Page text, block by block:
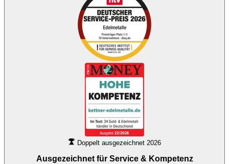
Doppelt ausgezeichnet 2026
Ausgezeichnet für Service & Kompetenz